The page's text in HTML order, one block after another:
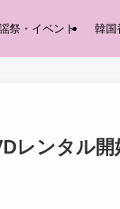
祭・イベント 韓国
レンタル